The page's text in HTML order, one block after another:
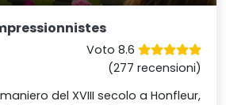
Voto 8.6
(277 recensioni)
del XVIII secolo a Honfleur,